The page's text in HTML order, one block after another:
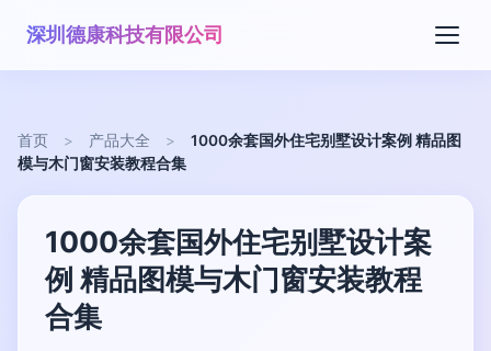
深圳德康科技有限公司
首页 > 产品大全 >
1000余套国外住宅别墅设计案例 精品图
模与木门窗安装教程合集
1000余套国外住宅别墅设计案
例 精品图模与木门窗安装教程
合集